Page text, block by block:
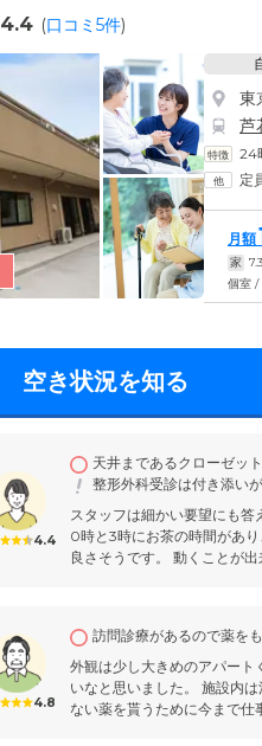
4.4 (口コミ5件)
東
芦
24
定
月額
家 7.3
個室 /
空き状況を知る
4.4
天井まであるクローゼッ
整形外科受診は付き添い
スタッフは細かい要望にも答
0時と3時にお茶の時間があ
良さそうです。 動くことが出
4.8
訪問診療があるので薬を
外観は少し大きめのアパート
いなと思いました。 施設内
ない薬を貰うために今まで仕